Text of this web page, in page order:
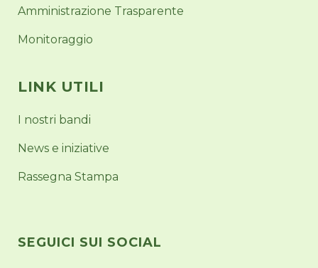
Amministrazione Trasparente
Monitoraggio
LINK UTILI
I nostri bandi
News e iniziative
Rassegna Stampa
SEGUICI SUI SOCIAL